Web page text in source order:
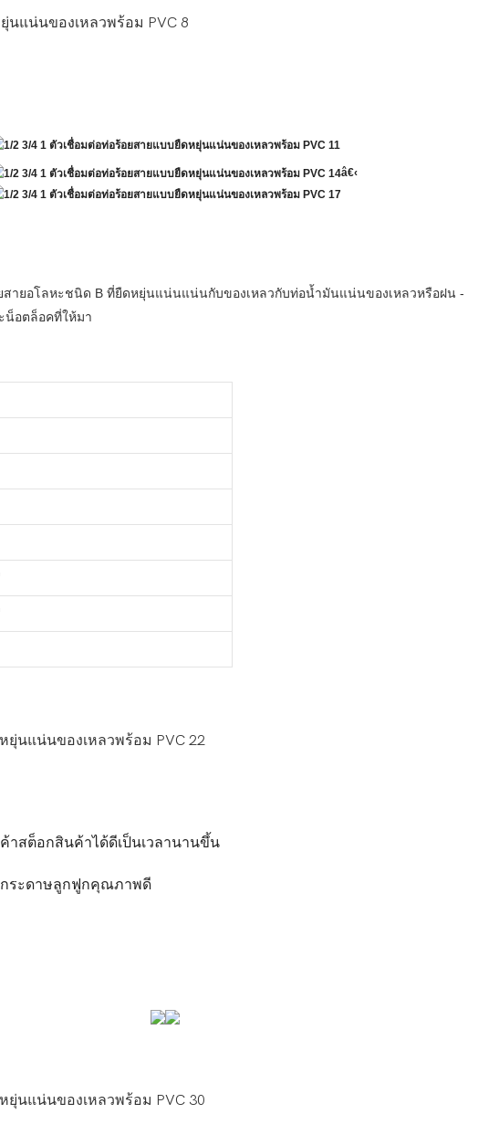
â€‹
ายอโลหะชนิด B ที่ยืดหยุ่นแน่นแน่นกับของเหลวกับท่อน้ำมันแน่นของเหลวหรือฝน -
น็อตล็อคที่ให้มา
าสต็อกสินค้าได้ดีเป็นเวลานานขึ้น
กระดาษลูกฟูกคุณภาพดี